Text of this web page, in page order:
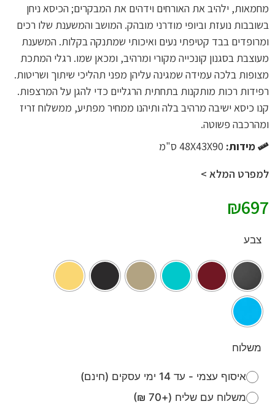
מחמאות, ילהיב את האורחים וידהים את המבקרים; הכיסא ניחן
בשובבות נועזת וביופי מודרני מובהק. המושב והמשענת שלו רכים
ומרופדים בבד קטיפתי נעים ואיכותי שמתנקה בקלות. המשענת
מעוצבת בסגנון קונכייה מקורי ומרהיב, ומכאן שמו. רגלי המתכת
מצופות בלכה עמידה שמגינה עליהן מפני תהליכי שיתוך ושריטות.
רפידות רכות מותקנות בתחתית הרגליים כדי להגן על המרצפות.
קנו כיסא ישיבה מרהיב בלה ותיהנו ממחיר מפתיע, ממשלוח זריז
ומהרכבה פשוטה.
מידות: 48X43X90 ס"מ
למפרט המלא >
₪697
צבע
משלוח
איסוף עצמי - עד 14 ימי עסקים (חינם)
משלוח עם שליח (+70 ₪)